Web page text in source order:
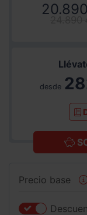
20.890
desde
Precio base